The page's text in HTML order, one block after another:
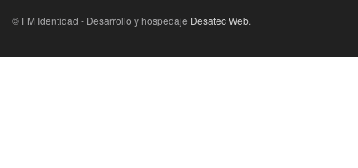
© FM Identidad - Desarrollo y hospedaje Desatec Web.